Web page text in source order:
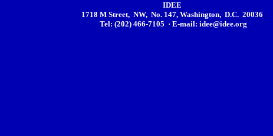
IDEE
1718 M Street, NW, No. 147, Washington, D.C. 20036
Tel: (202) 466-7105 · E-mail: idee@idee.org